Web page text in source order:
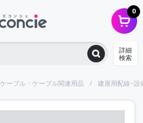
0
詳細
検索
ケーブル・ケーブル関連用品 建屋用配線･設